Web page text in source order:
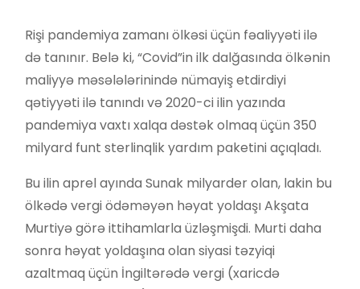
Rişi pandemiya zamanı ölkəsi üçün fəaliyyəti ilə
də tanınır. Belə ki, “Covid”in ilk dalğasında ölkənin
maliyyə məsələlərinində nümayiş etdirdiyi
qətiyyəti ilə tanındı və 2020-ci ilin yazında
pandemiya vaxtı xalqa dəstək olmaq üçün 350
milyard funt sterlinqlik yardım paketini açıqladı.
Bu ilin aprel ayında Sunak milyarder olan, lakin bu
ölkədə vergi ödəməyən həyat yoldaşı Akşata
Murtiyə görə ittihamlarla üzləşmişdi. Murti daha
sonra həyat yoldaşına olan siyasi təzyiqi
azaltmaq üçün İngiltərədə vergi (xaricdə